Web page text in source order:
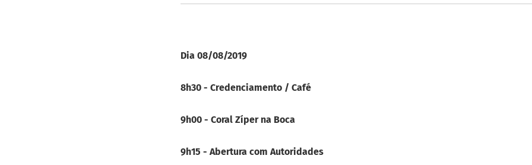
Dia 08/08/2019
8h30 - Credenciamento / Café
9h00 - Coral Zíper na Boca
9h15 - Abertura com Autoridades